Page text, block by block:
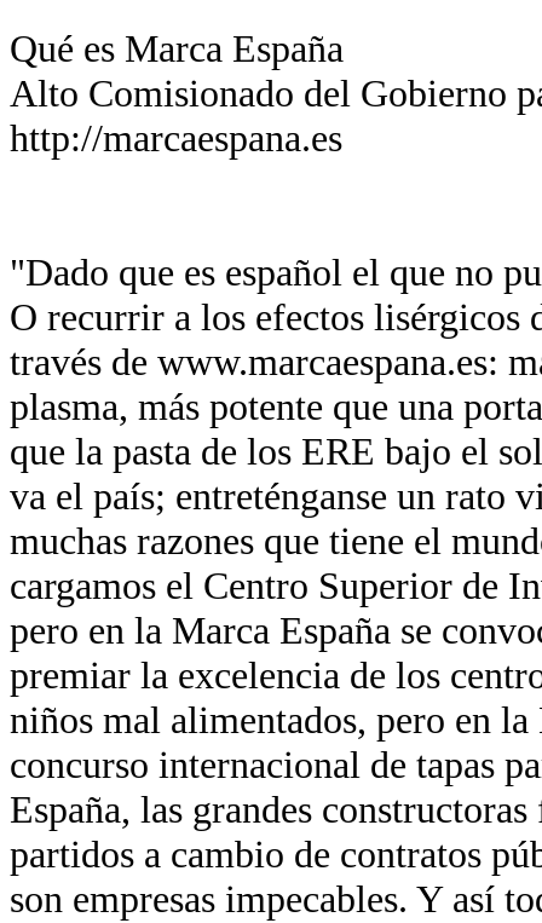
Qué es Marca España
Alto Comisionado del Gobierno
http://marcaespana.es
"Dado que es español el que no
O recurrir a los efectos lisérgicos
través de www.marcaespana.es:
plasma, más potente que una
que la pasta de los ERE bajo el
va el país; entreténganse un rato
muchas razones que tiene el
cargamos el Centro Superior de
pero en la Marca España se
premiar la excelencia de los
niños mal alimentados, pero en
concurso internacional de tapas
España, las grandes
partidos a cambio de contratos
son empresas impecables. Y así